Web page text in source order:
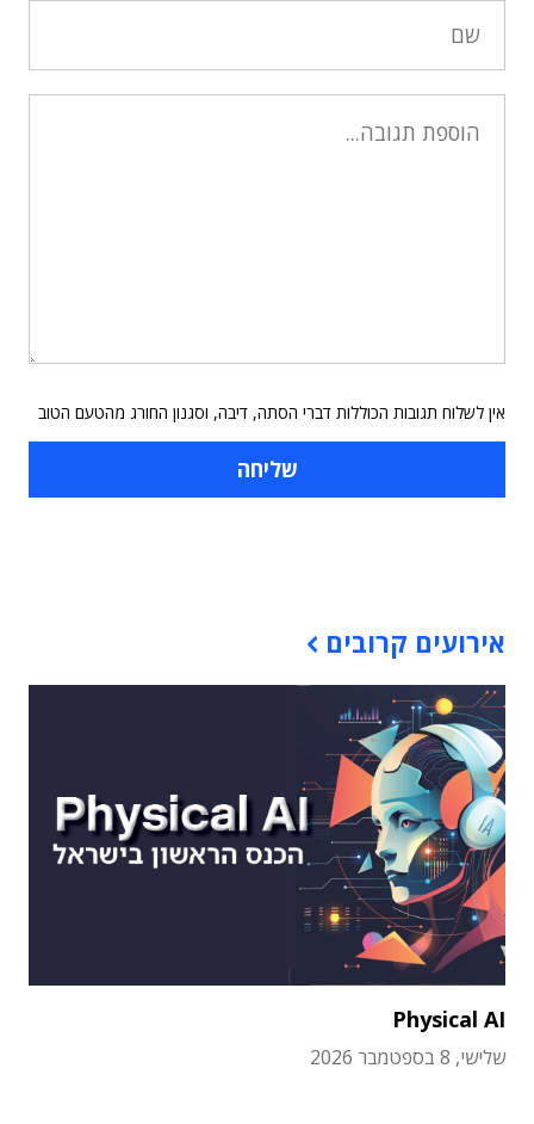
אין לשלוח תגובות הכוללות דברי הסתה, דיבה, וסגנון החורג מהטעם הטוב
אירועים קרובים
Physical AI
שלישי, 8 בספטמבר 2026